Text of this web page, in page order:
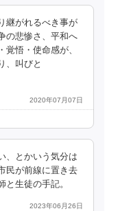
継がれるべき事が
の悲惨さ、平和へ
悟・使命感が、
、叫びと
2020年07月07日
、とかいう気分は
民が前線に置き去
生徒の手記。
2023年06月26日